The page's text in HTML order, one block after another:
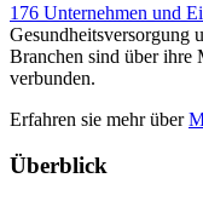
176 Unternehmen und
Gesundheitsversorgung
Branchen sind über ihre
verbunden.
Erfahren sie mehr über
Überblick